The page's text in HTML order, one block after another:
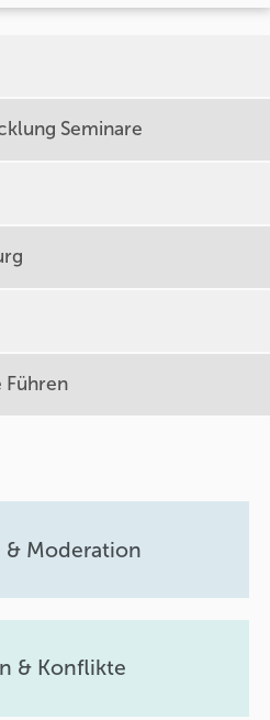
Seminare
Führen
& Moderation
& Konflikte